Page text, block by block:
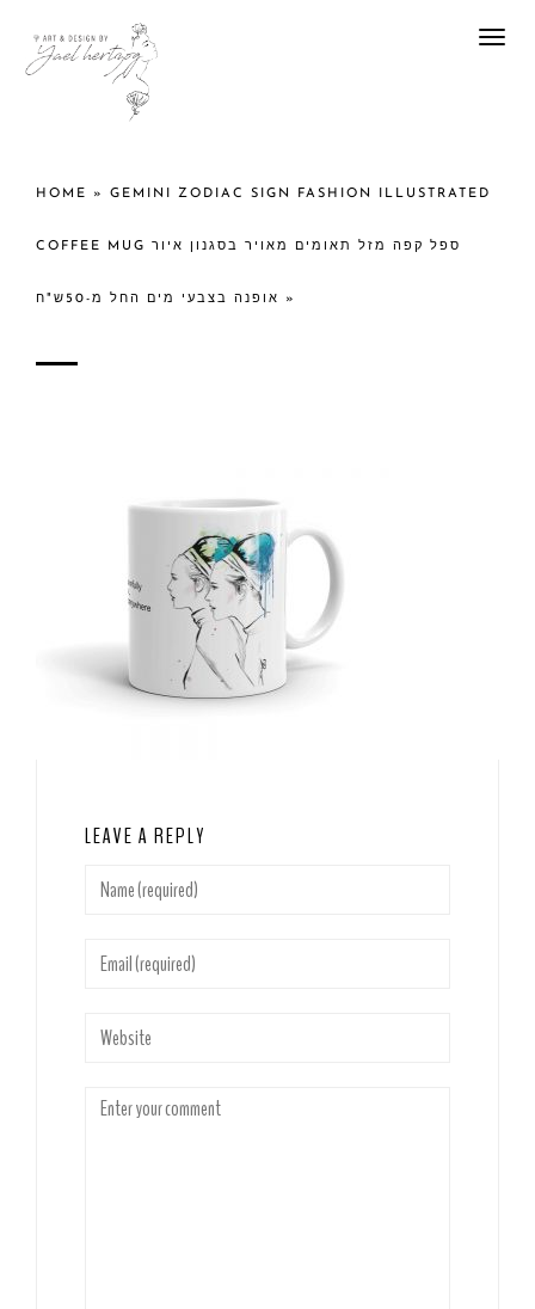
HOME » GEMINI ZODIAC SIGN FASHION ILLUSTRATED
COFFEE MUG ספל קפה מזל תאומים מאויר בסגנון איור
אופנה בצבעי מים החל מ-50ש"ח »
LEAVE A REPLY